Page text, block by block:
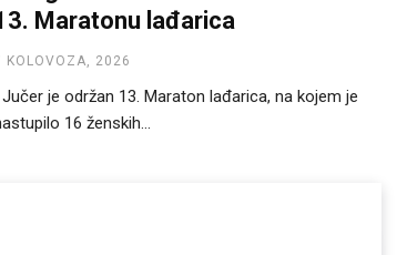
Maratonu lađarica
KOLOVOZA, 2026
Jučer je održan 13. Maraton lađarica, na kojem je
16 ženskih...